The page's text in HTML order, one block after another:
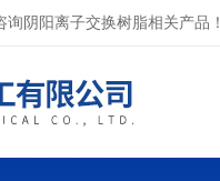
阴阳离子交换树脂相关产品！